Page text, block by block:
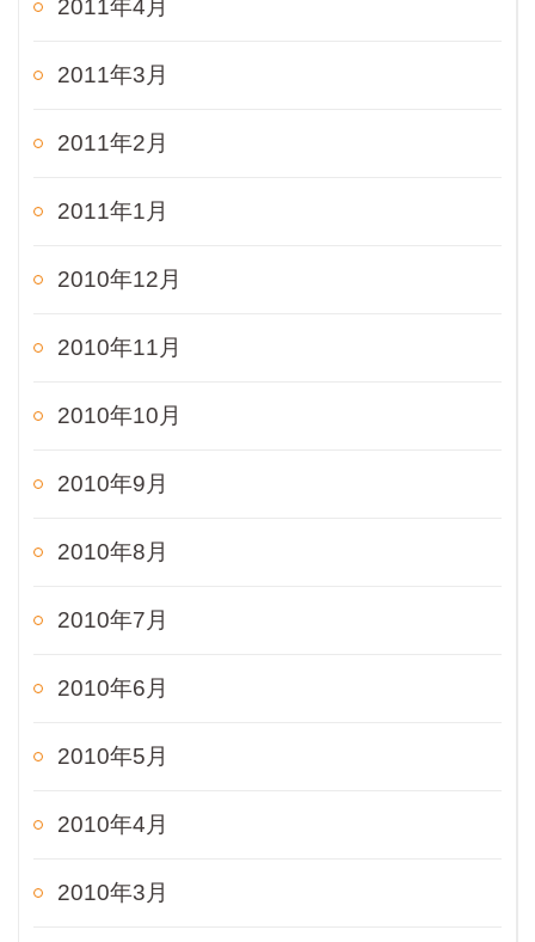
2011年4月
2011年3月
2011年2月
2011年1月
2010年12月
2010年11月
2010年10月
2010年9月
2010年8月
2010年7月
2010年6月
2010年5月
2010年4月
2010年3月